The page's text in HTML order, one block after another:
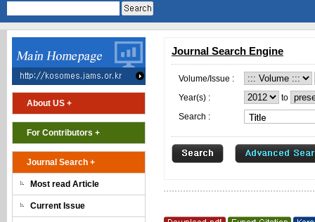
About US +
For Contributors +
Journal Search +
Most read Article
Current Issue
Journal Search Engine
Volume/Issue :
Year(s) :
to
Search :